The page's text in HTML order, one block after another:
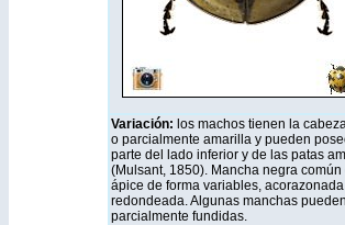
Variación: los machos tienen la
o parcialmente amarilla y pueden
parte del lado inferior y de las patas
(Mulsant, 1850). Mancha negra común
ápice de forma variables,
redondeada. Algunas manchas
parcialmente fundidas.